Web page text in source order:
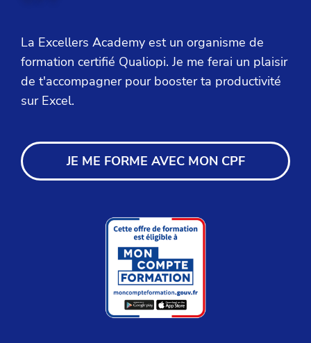
La Excellers Academy est un organisme de
formation certifié Qualiopi. Je me ferai un plaisir
de t'accompagner pour booster ta productivité
sur Excel.
JE ME FORME AVEC MON CPF